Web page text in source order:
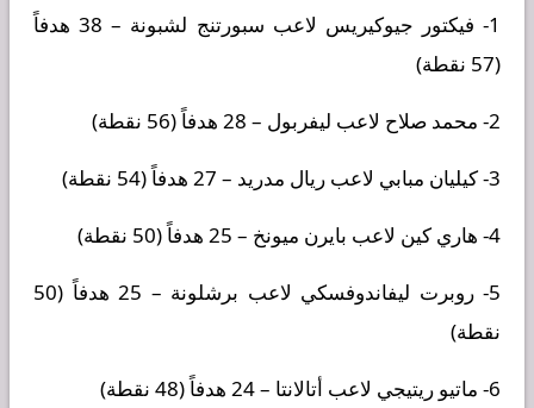
1- فيكتور جيوكيريس لاعب سبورتنج لشبونة – 38 هدفاً
(57 نقطة)
2- محمد صلاح لاعب ليفربول – 28 هدفاً (56 نقطة)
3- كيليان مبابي لاعب ريال مدريد – 27 هدفاً (54 نقطة)
4- هاري كين لاعب بايرن ميونخ – 25 هدفاً (50 نقطة)
5- روبرت ليفاندوفسكي لاعب برشلونة – 25 هدفاً (50
نقطة)
6- ماتيو ريتيجي لاعب أتالانتا – 24 هدفاً (48 نقطة)